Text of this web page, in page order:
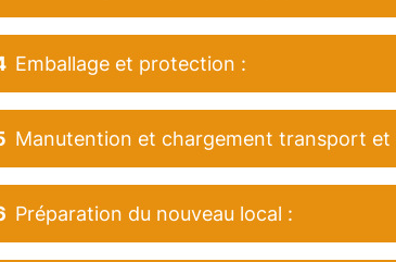
Emballage et protection :
Manutention et chargement transport et
Préparation du nouveau local :